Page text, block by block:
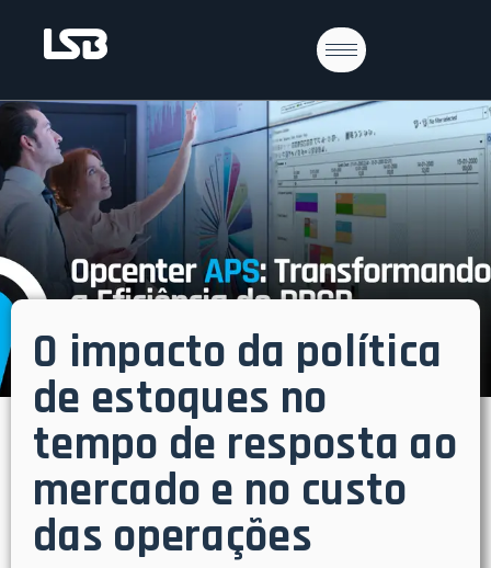
O impacto da política
de estoques no
tempo de resposta ao
mercado e no custo
das operações